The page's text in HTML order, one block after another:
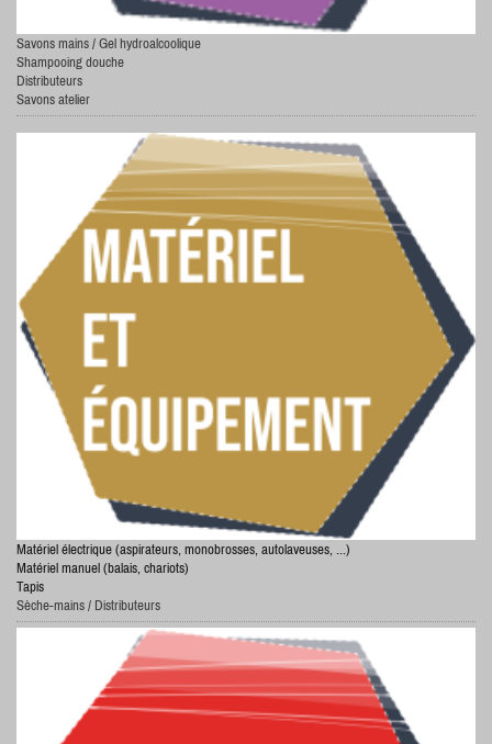
Savons mains / Gel hydroalcoolique
Shampooing douche
Distributeurs
Savons atelier
Matériel électrique (aspirateurs, monobrosses, autolaveuses, ...)
Matériel manuel (balais, chariots)
Tapis
Sèche-mains / Distributeurs